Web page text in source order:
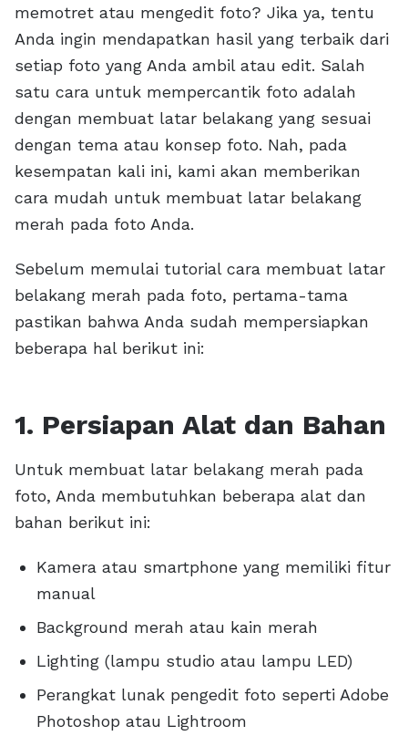
memotret atau mengedit foto? Jika ya, tentu
Anda ingin mendapatkan hasil yang terbaik dari
setiap foto yang Anda ambil atau edit. Salah
satu cara untuk mempercantik foto adalah
dengan membuat latar belakang yang sesuai
dengan tema atau konsep foto. Nah, pada
kesempatan kali ini, kami akan memberikan
cara mudah untuk membuat latar belakang
merah pada foto Anda.
Sebelum memulai tutorial cara membuat latar
belakang merah pada foto, pertama-tama
pastikan bahwa Anda sudah mempersiapkan
beberapa hal berikut ini:
1. Persiapan Alat dan Bahan
Untuk membuat latar belakang merah pada
foto, Anda membutuhkan beberapa alat dan
bahan berikut ini:
Kamera atau smartphone yang memiliki fitur
manual
Background merah atau kain merah
Lighting (lampu studio atau lampu LED)
Perangkat lunak pengedit foto seperti Adobe
Photoshop atau Lightroom